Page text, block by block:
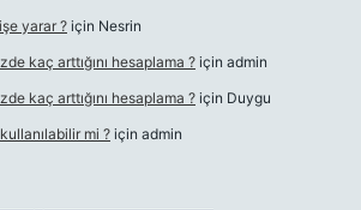
yarar ? için Nesrin
kaç arttığını hesaplama ? için admin
kaç arttığını hesaplama ? için Duygu
mi ? için admin